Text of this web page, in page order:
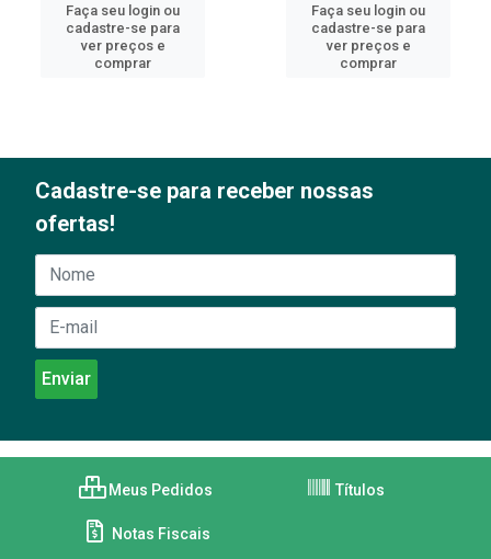
Faça seu login ou
cadastre-se para
ver preços e
comprar
Faça seu login ou
cadastre-se para
ver preços e
comprar
Cadastre-se para receber nossas
ofertas!
Meus Pedidos Títulos
Notas Fiscais